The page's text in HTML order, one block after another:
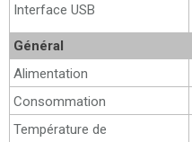
Interface USB
Général
Alimentation
Consommation
Température de